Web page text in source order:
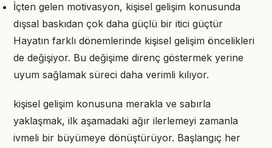
İçten gelen motivasyon, kişisel gelişim konusunda
dışsal baskıdan çok daha güçlü bir itici güçtür
Hayatın farklı dönemlerinde kişisel gelişim öncelikleri
de değişiyor. Bu değişime direnç göstermek yerine
uyum sağlamak süreci daha verimli kılıyor.
kişisel gelişim konusuna merakla ve sabırla
yaklaşmak, ilk aşamadaki ağır ilerlemeyi zamanla
ivmeli bir büyümeye dönüştürüyor. Başlangıç her